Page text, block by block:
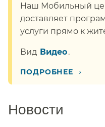
Наш Мобильный
доставляет
услуги прямо к
Вид​​ Видео​​.
ПОДРОБНЕЕ​​ ›
Новости​​